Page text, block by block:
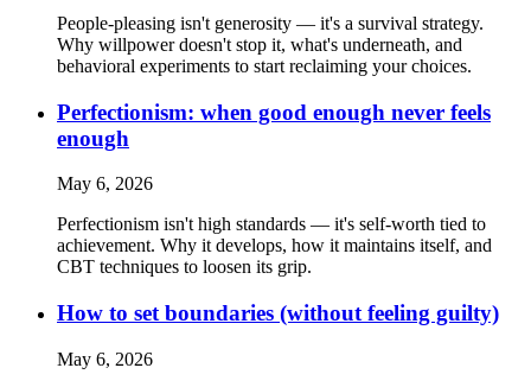
People-pleasing isn't generosity — it's a survival strategy.
Why willpower doesn't stop it, what's underneath, and
behavioral experiments to start reclaiming your choices.
Perfectionism: when good enough never feels
enough
May 6, 2026
Perfectionism isn't high standards — it's self-worth tied to
achievement. Why it develops, how it maintains itself, and
CBT techniques to loosen its grip.
How to set boundaries (without feeling guilty)
May 6, 2026